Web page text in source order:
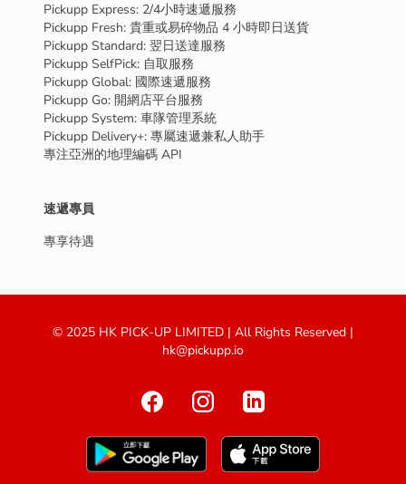
Pickupp Express: 2/4小時速遞服務
Pickupp Fresh: 貴重或易碎物品 4 小時即日送貨
Pickupp Standard: 翌日送達服務
Pickupp SelfPick: 自取服務
Pickupp Global: 國際速遞服務
Pickupp Go: 開網店平台服務
Pickupp System: 車隊管理系統
Pickupp Delivery+: 專屬速遞兼私人助手
專注亞洲的地理編碼 API
速遞專員
專享待遇
© 2025 HK PICK-UP LIMITED | All Rights Reserved |
hk@pickupp.io